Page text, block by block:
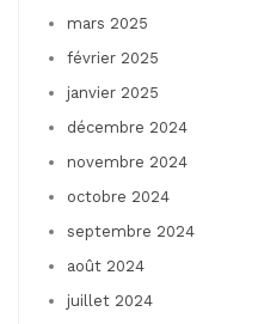
mars 2025
février 2025
janvier 2025
décembre 2024
novembre 2024
octobre 2024
septembre 2024
août 2024
juillet 2024